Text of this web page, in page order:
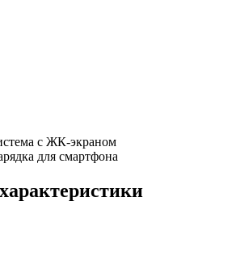
с ЖК-экраном
для смартфона